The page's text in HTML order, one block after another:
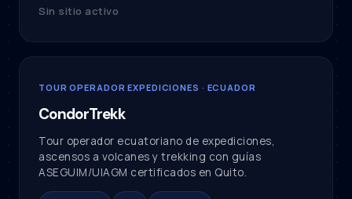
Sin sitio activo
TOUR OPERADOR EXPEDICIONES · ECUADOR
CondorTrekk
Tour operador ecuatoriano de expediciones,
ascensos a volcanes y trekking con guías
ASEGUIM/UIAGM certificados en Quito.